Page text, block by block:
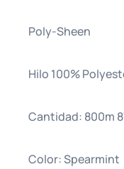
Poly-Sheen
Hilo 100%
Cantidad: 800m
Color: Spearmint